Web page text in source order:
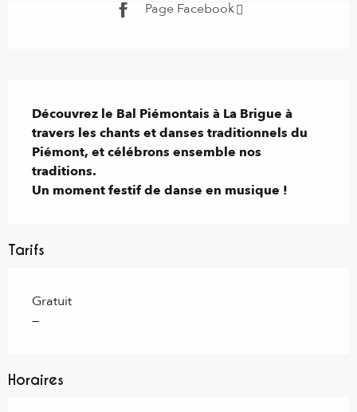
Page Facebook
Découvrez le Bal Piémontais à La Brigue à
travers les chants et danses traditionnels du
Piémont, et célébrons ensemble nos
traditions.
Un moment festif de danse en musique !
Tarifs
Gratuit
—
Horaires